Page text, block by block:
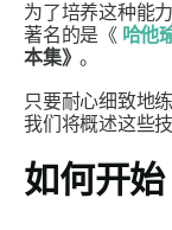
为了培养这种能
著名的是《 哈他
本集》。
只要耐心细致地
我们将概述这些
如何开始